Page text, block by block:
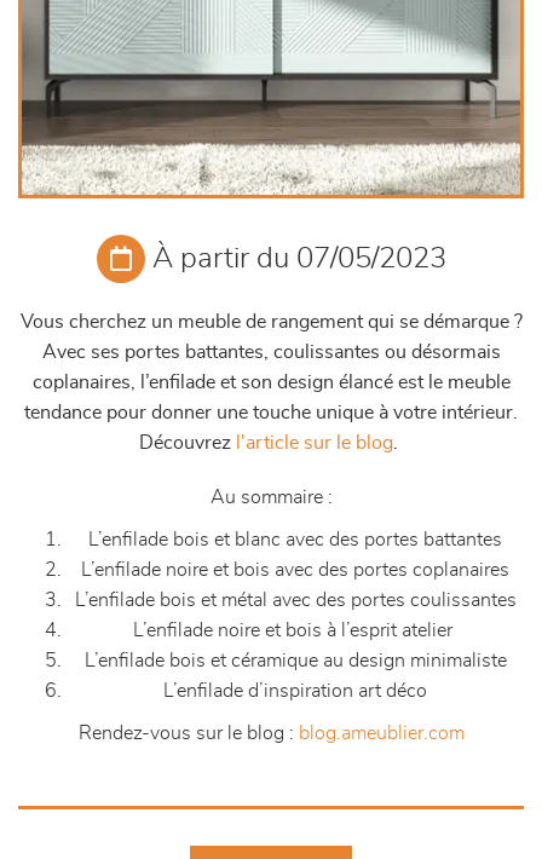
À partir du 07/05/2023
Vous cherchez un meuble de rangement qui se démarque ?
Avec ses portes battantes, coulissantes ou désormais
coplanaires, l’enfilade et son design élancé est le meuble
tendance pour donner une touche unique à votre intérieur.
Découvrez l'article sur le blog
Au sommaire :
L’enfilade bois et blanc avec des portes battantes
L’enfilade noire et bois avec des portes coplanaires
L’enfilade bois et métal avec des portes coulissantes
L’enfilade noire et bois à l’esprit atelier
L’enfilade bois et céramique au design minimaliste
L’enfilade d’inspiration art déco
Rendez-vous sur le blog : blog.ameublier.com